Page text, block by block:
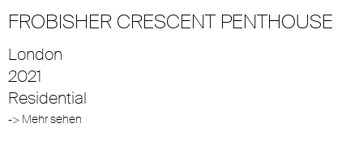
FROBISHER CRESCENT PENTHOUSE
London
2021
Residential
-> Mehr sehen